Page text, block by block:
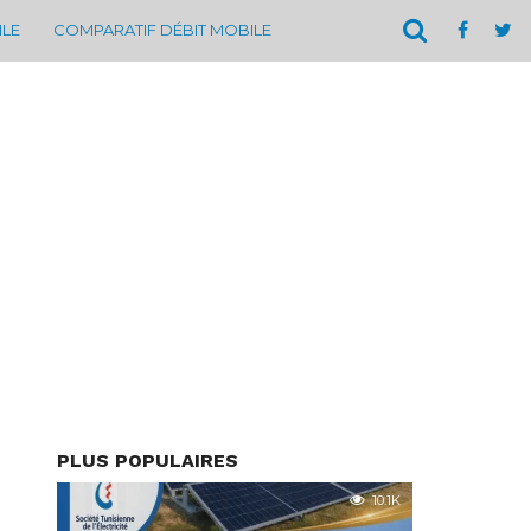
COMPARATIF DÉBIT MOBILE
PLUS POPULAIRES
10.1K